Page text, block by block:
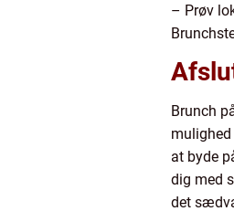
– Prøv
Brunch
at byde
dig med
det